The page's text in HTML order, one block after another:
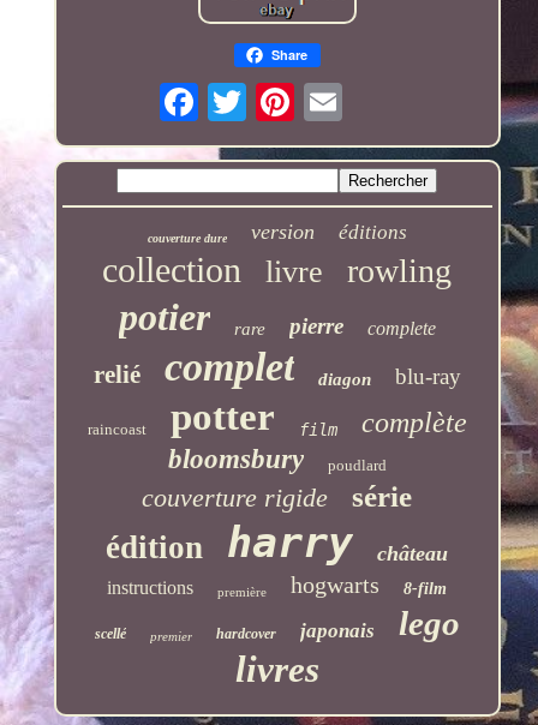
Share
couverture dure version éditions
collection livre rowling
potier rare pierre complete
relié complet diagon blu-ray
raincoast potter film complète
bloomsbury poudlard
couverture rigide série
édition harry château
instructions première hogwarts 8-film
scellé premier hardcover japonais lego
livres